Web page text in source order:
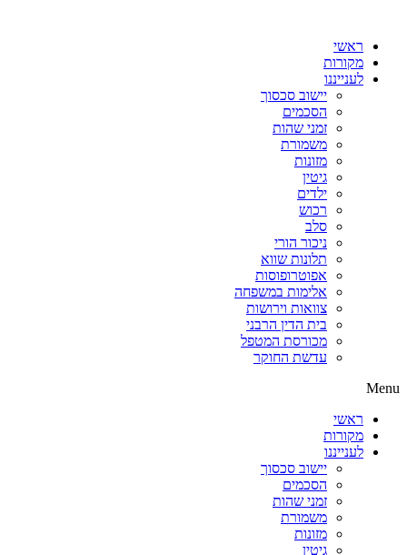
ראשי
מקורות
לענייננו
יישוב סכסוך
הסכמים
זמני שהות
משמורת
מזונות
גיטין
ילדים
רכוש
סלב
ניכור הורי
תלונות שווא
אפוטרופוסות
אלימות במשפחה
צוואות וירושות
בית הדין הרבני
מכורסת המטפל
עדשת החוקר
Menu
ראשי
מקורות
לענייננו
יישוב סכסוך
הסכמים
זמני שהות
משמורת
מזונות
גיטין